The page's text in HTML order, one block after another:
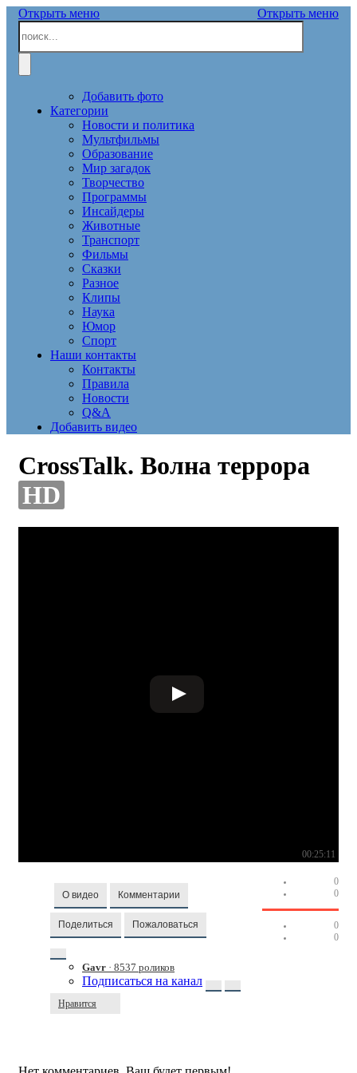
Открыть меню Открыть меню
Добавить фото
Категории
Новости и политика
Мультфильмы
Образование
Мир загадок
Творчество
Программы
Инсайдеры
Животные
Транспорт
Фильмы
Сказки
Разное
Клипы
Наука
Юмор
Спорт
Наши контакты
Контакты
Правила
Новости
Q&A
Добавить видео
CrossTalk. Волна террора
HD
00:25:11
О видео Комментарии
Поделиться Пожаловаться
Gavr · 8537 роликов
Подписаться на канал
Нравится
0
0
0
0